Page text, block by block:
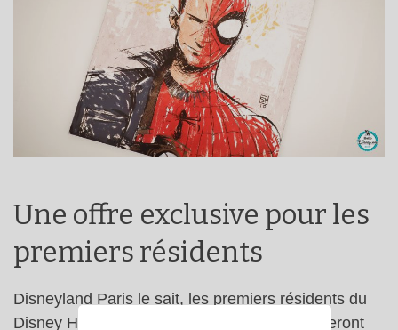
Une offre exclusive pour les
premiers résidents
Disneyland Paris le sait, les premiers résidents du
Disney Hotel New York – The Art of Marvel seront